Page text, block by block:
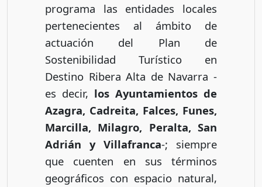
programa las entidades locales
pertenecientes al ámbito de
actuación del Plan de
Sostenibilidad Turístico en
Destino Ribera Alta de Navarra -
es decir, los Ayuntamientos de
Azagra, Cadreita, Falces, Funes,
Marcilla, Milagro, Peralta, San
Adrián y Villafranca-; siempre
que cuenten en sus términos
geográficos con espacio natural,